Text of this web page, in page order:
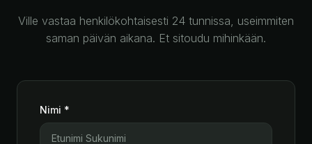
Ville vastaa henkilökohtaisesti 24 tunnissa, useimmiten
saman päivän aikana. Et sitoudu mihinkään.
Nimi *